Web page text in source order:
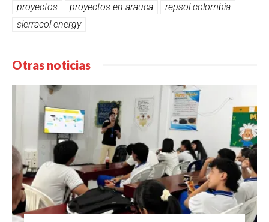
proyectos
proyectos en arauca
repsol colombia
sierracol energy
Otras noticias